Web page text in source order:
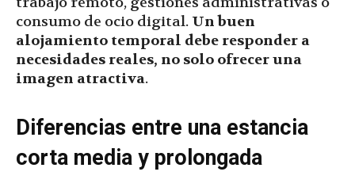
consumo de ocio digital. Un buen
alojamiento temporal debe responder a
necesidades reales, no solo ofrecer una
imagen atractiva.
Diferencias entre una estancia
corta media y prolongada